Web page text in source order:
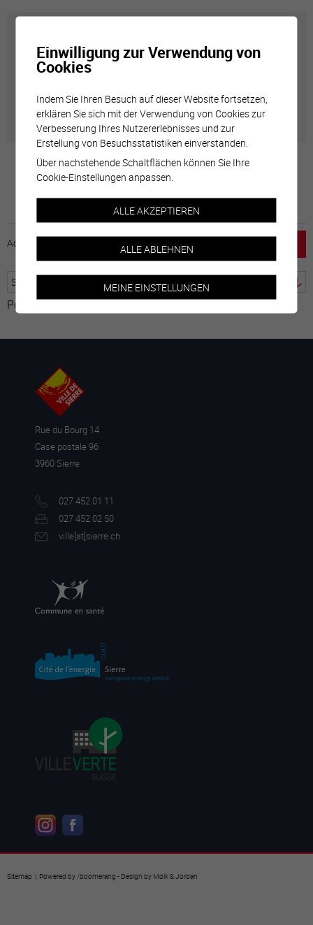
Carte interactive
de Sierre.
Accueil emploi Mentions légales
Powered by
Rue du Bourg 14
Case postale 96
3960 Sierre
027 452 01 11
027 452 02 50
ville[at]sierre.ch
Sitemap | Powered by/boomerang - Design by Molk & Jordan
Einwilligung zur Verwendung von
Cookies
Indem Sie Ihren Besuch auf dieser Website fortsetzen,
erklären Sie sich mit der Verwendung von Cookies zur
Verbesserung Ihres Nutzererlebnisses und zur
Erstellung von Besuchsstatistiken einverstanden.
Über nachstehende Schaltflächen können Sie Ihre
Cookie-Einstellungen anpassen.
ALLE AKZEPTIEREN
ALLE ABLEHNEN
MEINE EINSTELLUNGEN